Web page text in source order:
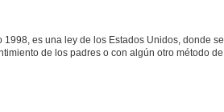
es una ley de los Estados Unidos, donde
de los padres o con algún otro método